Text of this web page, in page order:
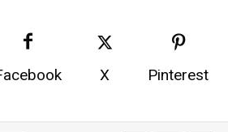
X Pinterest